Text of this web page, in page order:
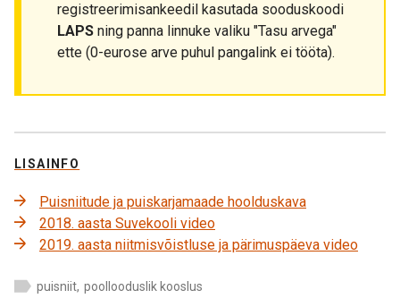
registreerimisankeedil kasutada sooduskoodi
LAPS ning panna linnuke valiku "Tasu arvega"
ette (0-eurose arve puhul pangalink ei tööta).
LISAINFO
Puisniitude ja puiskarjamaade hoolduskava
2018. aasta Suvekooli video
2019. aasta niitmisvõistluse ja pärimuspäeva video
puisniit, poollooduslik kooslus